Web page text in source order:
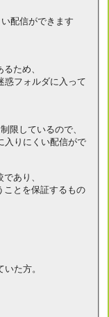
配信ができます
ため、
フォルダに入って
限しているので、
りにくい配信がで
あり、
とを保証するもの
いた方。